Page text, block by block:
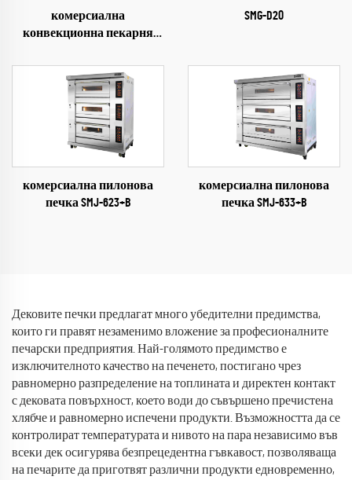
комерсиална
конвекционна пекарня
SMG-D20
комерсиална пилонова
печка SMJ-623+B
комерсиална пилонова
печка SMJ-633+B
Дековите печки предлагат много убедителни предимства,
които ги правят незаменимо вложение за професионалните
печарски предприятия. Най-голямото предимство е
изключителното качество на печенето, постигано чрез
равномерно разпределение на топлината и директен контакт
с дековата повърхност, което води до съвършено пречистена
хлябче и равномерно испечени продукти. Възможността да се
контролират температурата и нивото на пара независимо във
всеки дек осигурява безпрецедентна гъвкавост, позволяваща
на печарите да приготвят различни продукти едновременно,